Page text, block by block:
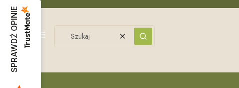
Menu
WyczyśćSzukaj
SPRAWDŹ OPINIE